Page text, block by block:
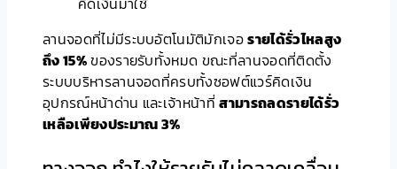
ลานจอดที่ไม่มีระบบอัตโนมัติมักเจอรายได้รั่วไหลสูง
ถึง 15%ของรายรับทั้งหมด ขณะที่ลานจอดที่ติดตั้ง
ระบบบริหารลานจอดที่ครบทั้งซอฟต์แวร์คิดเงิน
อุปกรณ์หน้าด่าน และเจ้าหน้าที่สามารถลดรายได้รั่ว
เหลือเพียงประมาณ 3%